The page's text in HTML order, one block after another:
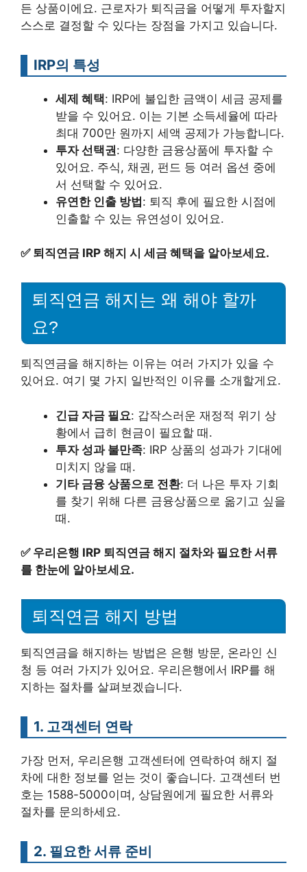
든 상품이에요. 근로자가 퇴직금을 어떻게 투자할지
스스로 결정할 수 있다는 장점을 가지고 있습니다.
IRP의 특성
세제 혜택: IRP에 불입한 금액이 세금 공제를
받을 수 있어요. 이는 기본 소득세율에 따라
최대 700만 원까지 세액 공제가 가능합니다.
투자 선택권: 다양한 금융상품에 투자할 수
있어요. 주식, 채권, 펀드 등 여러 옵션 중에
서 선택할 수 있어요.
유연한 인출 방법: 퇴직 후에 필요한 시점에
인출할 수 있는 유연성이 있어요.
✅ 퇴직연금 IRP 해지 시 세금 혜택을 알아보세요.
퇴직연금 해지는 왜 해야 할까
요?
퇴직연금을 해지하는 이유는 여러 가지가 있을 수
있어요. 여기 몇 가지 일반적인 이유를 소개할게요.
긴급 자금 필요: 갑작스러운 재정적 위기 상
황에서 급히 현금이 필요할 때.
투자 성과 불만족: IRP 상품의 성과가 기대에
미치지 않을 때.
기타 금융 상품으로 전환: 더 나은 투자 기회
를 찾기 위해 다른 금융상품으로 옮기고 싶을
때.
✅ 우리은행 IRP 퇴직연금 해지 절차와 필요한 서류
를 한눈에 알아보세요.
퇴직연금 해지 방법
퇴직연금을 해지하는 방법은 은행 방문, 온라인 신
청 등 여러 가지가 있어요. 우리은행에서 IRP를 해
지하는 절차를 살펴보겠습니다.
1. 고객센터 연락
가장 먼저, 우리은행 고객센터에 연락하여 해지 절
차에 대한 정보를 얻는 것이 좋습니다. 고객센터 번
호는 1588-5000이며, 상담원에게 필요한 서류와
절차를 문의하세요.
2. 필요한 서류 준비